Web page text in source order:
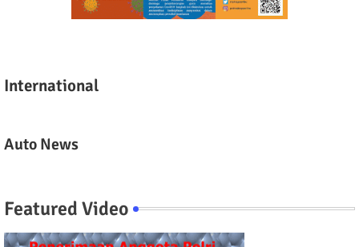
International
Auto News
Featured Video